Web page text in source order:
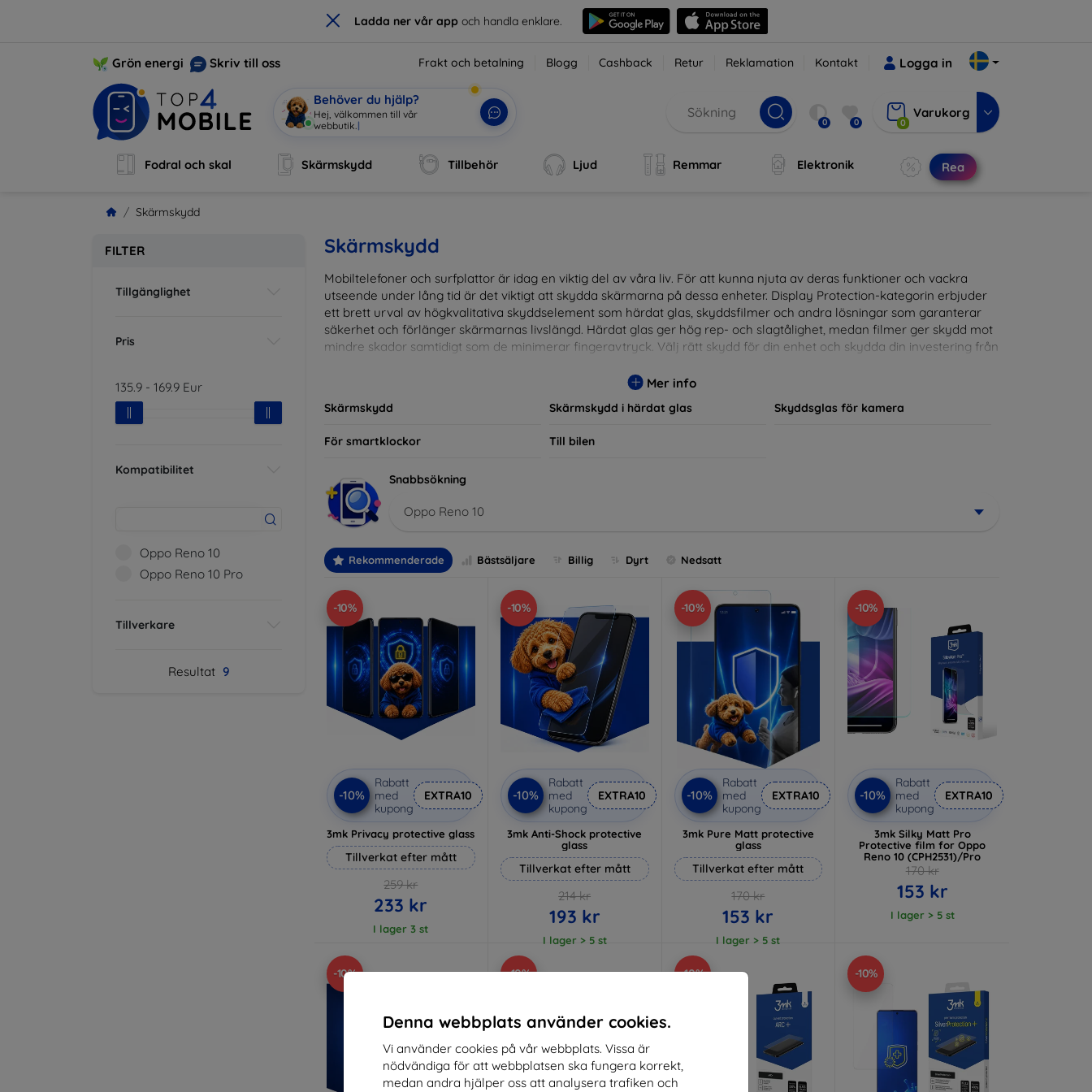
× Ladda ner vår app och handla enklare.
Denna webbplats använder cookies.
Vi använder cookies på vår webbplats. Vissa är
nödvändiga för att webbplatsen ska fungera korrekt,
medan andra hjälper oss att analysera trafiken och
Grön energi Skriv till oss Frakt och betalning Blogg Cashback Retur Reklamation Kontakt Logga in
Behöver du hjälp?
Hej, välko| 0 0 0
Varukorg
Fodral och skal Skärmskydd Tillbehör Ljud Remmar Elektronik Rea
Skärmskydd
FILTER
Tillgänglighet
Pris
135.9 - 169.9 Eur
Kompatibilitet
Oppo Reno 10
Oppo Reno 10 Pro
Tillverkare
Resultat 9
Skärmskydd
Mobiltelefoner och surfplattor är idag en viktig del av våra liv. För att kunna njuta av deras funktioner och vackra
utseende under lång tid är det viktigt att skydda skärmarna på dessa enheter. Display Protection-kategorin erbjuder
ett brett urval av högkvalitativa skyddselement som härdat glas, skyddsfilmer och andra lösningar som garanterar
säkerhet och förlänger skärmarnas livslängd. Härdat glas ger hög rep- och slagtålighet, medan filmer ger skydd mot
mindre skador samtidigt som de minimerar fingeravtryck. Välj rätt skydd för din enhet och skydda din investering från
modeller, vilket säkerställer att varje kund hittar det perfekta skyddet för sin enhet.
Mer info
Skärmskydd Skärmskydd i härdat glas Skyddsglas för kamera
För smartklockor Till bilen
Snabbsökning
Oppo Reno 10
Rekommenderade Bästsäljare Billig Dyrt Nedsatt
-10%
-10%
Rabatt
med
kupong
EXTRA10
3mk Privacy protective glass
Tillverkat efter mått
259 kr
233 kr
I lager 3 st
-10%
-10%
Rabatt
med
kupong
EXTRA10
3mk Anti-Shock protective
glass
Tillverkat efter mått
214 kr
193 kr
I lager > 5 st
-10%
-10%
Rabatt
med
kupong
EXTRA10
3mk Pure Matt protective
glass
Tillverkat efter mått
170 kr
153 kr
I lager > 5 st
-10%
-10%
Rabatt
med
kupong
EXTRA10
3mk Silky Matt Pro
Protective film for Oppo
Reno 10 (CPH2531)/Pro
170 kr
153 kr
I lager > 5 st
-10% -10% -10% -10%